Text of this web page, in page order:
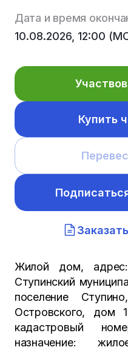
Дата и время
10.08.2026, 12:00
Купить
Жилой дом, адрес:
Ступинский
поселение
Островского, дом
кадастровый
назначение: